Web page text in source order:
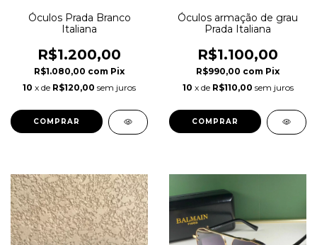
Óculos Prada Branco
Italiana
R$1.200,00
R$1.080,00 com Pix
10 x de R$120,00 sem juros
Óculos armação de grau
Prada Italiana
R$1.100,00
R$990,00 com Pix
10 x de R$110,00 sem juros